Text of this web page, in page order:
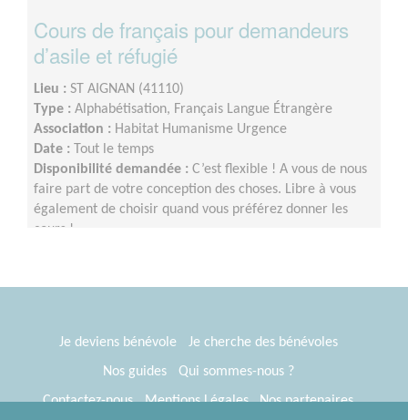
Cours de français pour demandeurs
d’asile et réfugié
Lieu : ST AIGNAN (41110)
Type : Alphabétisation, Français Langue Étrangère
Association : Habitat Humanisme Urgence
Date :
Tout le temps
Disponibilité demandée : C’est flexible ! A vous de nous
faire part de votre conception des choses. Libre à vous
également de choisir quand vous préférez donner les
cours !
Je deviens bénévole
Je cherche des bénévoles
Nos guides
Qui sommes-nous ?
Contactez-nous
Mentions Légales Nos partenaires